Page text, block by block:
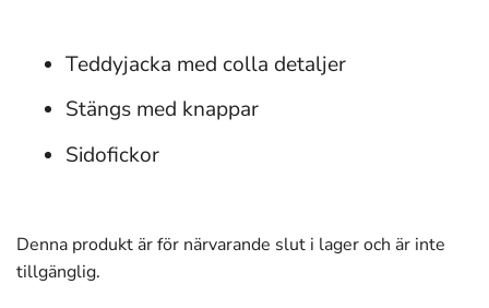
Teddyjacka med colla detaljer
Stängs med knappar
Sidofickor
Denna produkt är för närvarande slut i lager och är inte
tillgänglig.